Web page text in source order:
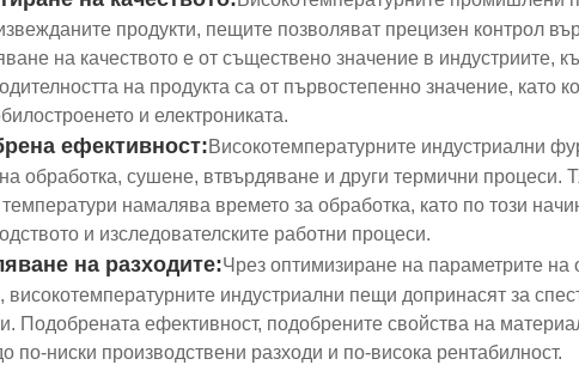
продукти, пещите позволяват прецизен контрол
на качеството е от съществено значение в индустриите,
на продукта са от първостепенно значение, като
и електрониката.
ефективност:Високотемпературните индустриални
обработка, сушене, втвърдяване и други термични процеси.
намалява времето за обработка, като по този
и изследователските работни процеси.
на разходите:Чрез оптимизиране на параметрите
високотемпературните индустриални пещи допринасят за
Подобрената ефективност, подобрените свойства на
по-ниски производствени разходи и по-висока рентабилност.